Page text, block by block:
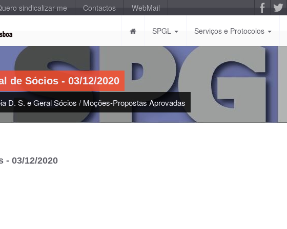
sindicalizar-me Contactos WebMail
SPGL Serviços e Protocolos
de Sócios - 03/12/2020
D. S. e Geral Sócios / Moções-Propostas Aprovadas
- 03/12/2020